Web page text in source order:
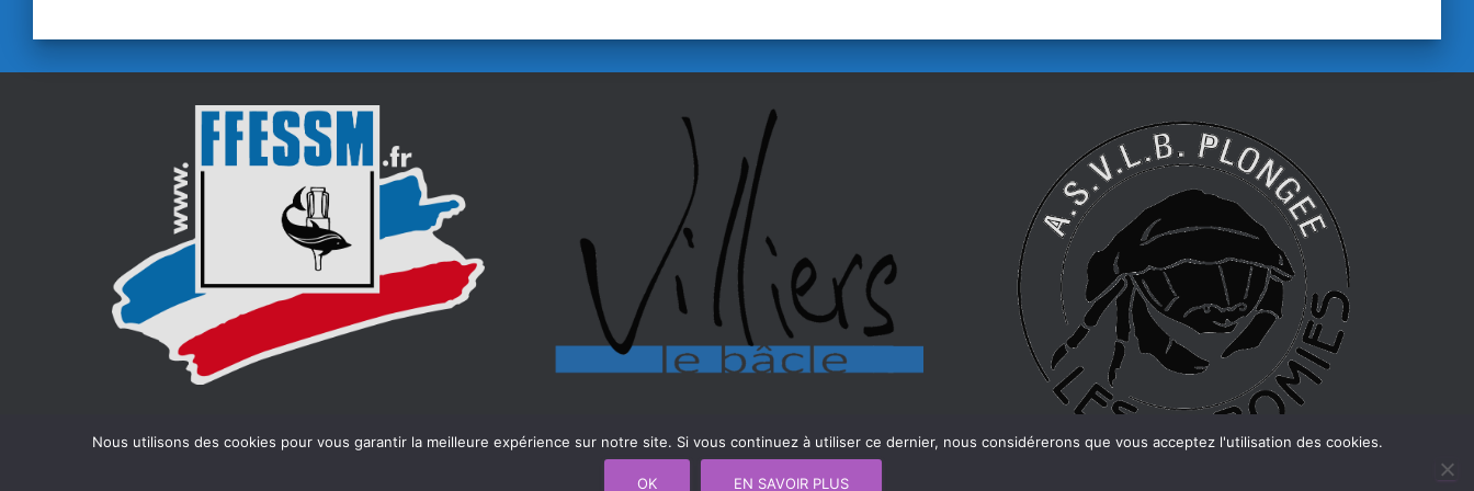
Nous utilisons des cookies pour vous garantir la meilleure expérience sur notre site. Si vous continuez à utiliser ce dernier, nous considérerons que vous acceptez l'utilisation des cookies.
OK EN SAVOIR PLUS